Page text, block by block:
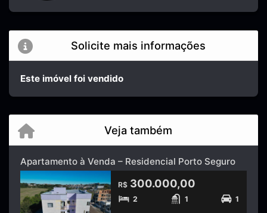
Solicite mais informações
Este imóvel foi vendido
Veja também
Apartamento à Venda – Residencial Porto Seguro
R$ 300.000,00
2 1 1